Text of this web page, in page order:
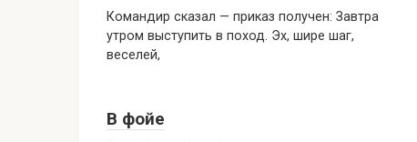
Командир сказал — приказ получен: Завтра
утром выступить в поход. Эх, шире шаг,
веселей,
В фойе